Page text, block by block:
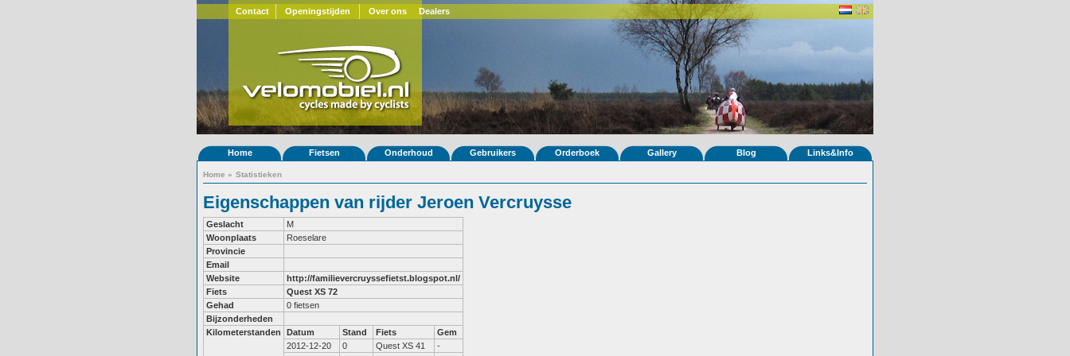
Contact Openingstijden Over ons Dealers
Home Fietsen Onderhoud Gebruikers Orderboek Gallery Blog Links&Info
Home » Statistieken
Eigenschappen van rijder Jeroen Vercruysse
Geslacht
M
Woonplaats
Roeselare
Provincie
Email
Website
http://familievercruyssefietst.blogspot.nl/
Fiets
Quest XS 72
Gehad
0 fietsen
Bijzonderheden
Kilometerstanden
Datum Stand Fiets
Gem
2012-12-20
0 Quest XS 41
-